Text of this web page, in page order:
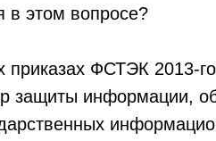
в этом вопросе?
приказах ФСТЭК 2013-
защиты информации,